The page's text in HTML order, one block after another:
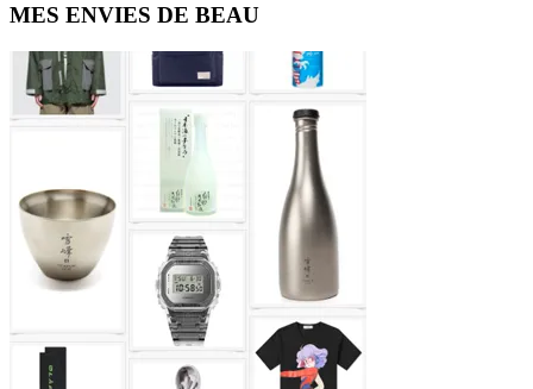
Primary
Sidebar
MES ENVIES DE BEAU